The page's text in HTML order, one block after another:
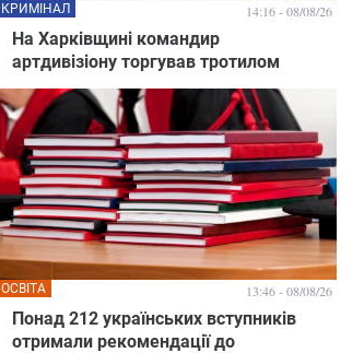
На Харківщині командир
артдивізіону торгував тротилом
КРИМІНАЛ 14:16 - 08/08/26
Понад 212 українських вступників
отримали рекомендації до
ОСВІТА 13:46 - 08/08/26